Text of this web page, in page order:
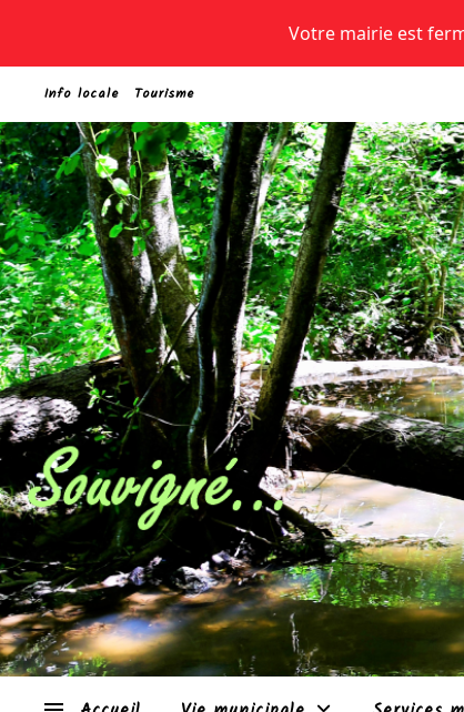
Votre mairie est
Info locale Tourisme